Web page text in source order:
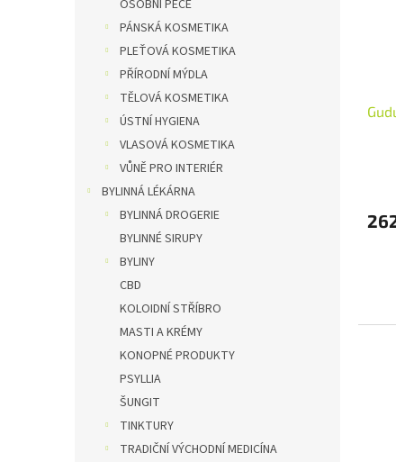
OSOBNÍ PÉČE
PÁNSKÁ KOSMETIKA
PLEŤOVÁ KOSMETIKA
PŘÍRODNÍ MÝDLA
TĚLOVÁ KOSMETIKA
ÚSTNÍ HYGIENA
VLASOVÁ KOSMETIKA
VŮNĚ PRO INTERIÉR
BYLINNÁ LÉKÁRNA
BYLINNÁ DROGERIE
BYLINNÉ SIRUPY
BYLINY
CBD
KOLOIDNÍ STŘÍBRO
MASTI A KRÉMY
KONOPNÉ PRODUKTY
PSYLLIA
ŠUNGIT
TINKTURY
TRADIČNÍ VÝCHODNÍ MEDICÍNA